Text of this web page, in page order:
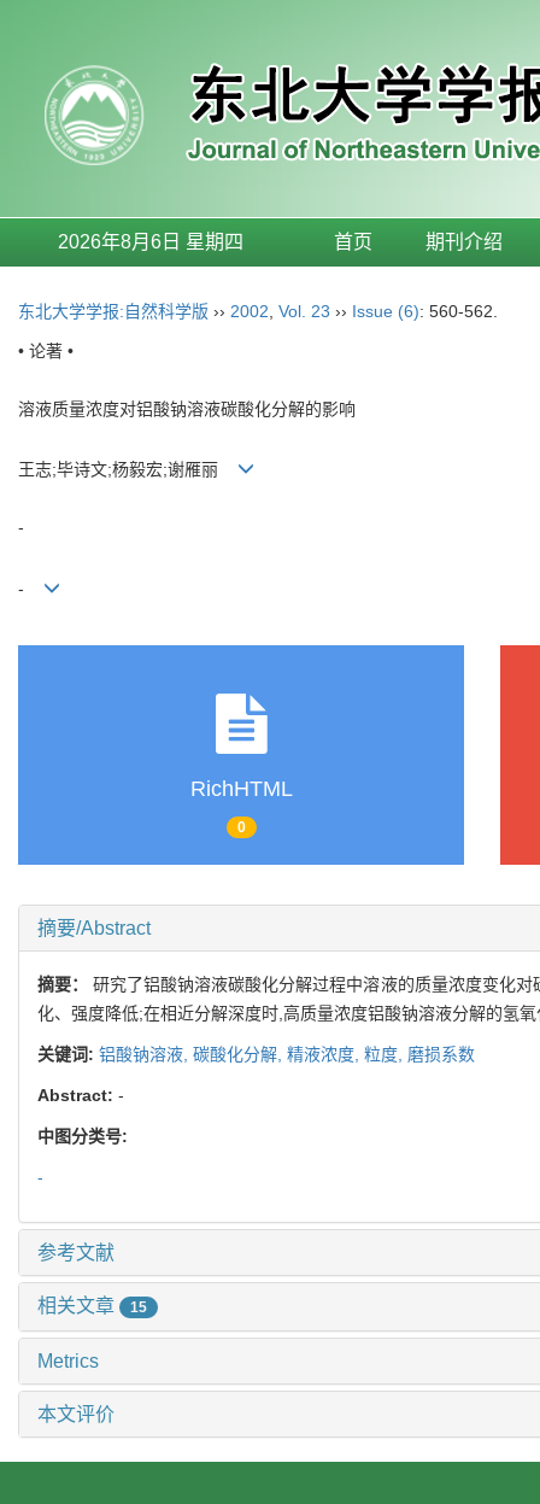
2026年8月6日 星期四 首页 期刊介绍
东北大学学报:自然科学版 ›› 2002 Vol. 23 ›› Issue (6): 560-562.
• 论著 •
溶液质量浓度对铝酸钠溶液碳酸化分解的影响
王志;毕诗文;杨毅宏;谢雁丽
-
-
RichHTML
0
摘要/Abstract
摘要：研究了铝酸钠溶液碳酸化分解过程中溶液的质量浓度变化
化、强度降低;在相近分解深度时,高质量浓度铝酸钠溶液分解的氢
关键词: 铝酸钠溶液, 碳酸化分解, 精液浓度, 粒度, 磨损系数
Abstract: -
中图分类号:
-
参考文献
相关文章 15
Metrics
本文评价